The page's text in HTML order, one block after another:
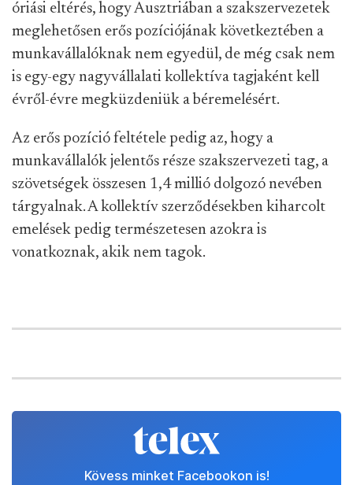
óriási eltérés, hogy Ausztriában a szakszervezetek
meglehetősen erős pozíciójának következtében a
munkavállalóknak nem egyedül, de még csak nem
is egy-egy nagyvállalati kollektíva tagjaként kell
évről-évre megküzdeniük a béremelésért.
Az erős pozíció feltétele pedig az, hogy a
munkavállalók jelentős része szakszervezeti tag, a
szövetségek összesen 1,4 millió dolgozó nevében
tárgyalnak. A kollektív szerződésekben kiharcolt
emelések pedig természetesen azokra is
vonatkoznak, akik nem tagok.
Kövess minket Facebookon is!